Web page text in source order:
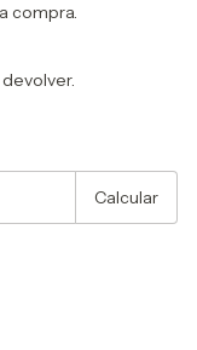
compra.
Calcular